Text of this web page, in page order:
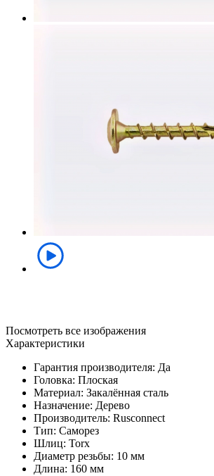
Посмотреть все изображения
Характеристики
Гарантия производителя: Да
Головка: Плоская
Материал: Закалённая сталь
Назначение: Дерево
Производитель: Rusconnect
Тип: Саморез
Шлиц: Torx
Диаметр резьбы: 10 мм
Длина: 160 мм